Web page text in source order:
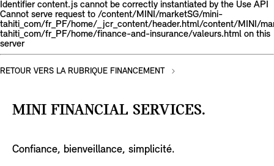
Identifier content.js cannot be correctly instantiated by the Use API
Cannot serve request to /content/MINI/marketSG/mini-
tahiti_com/fr_PF/home/_jcr_content/header.html/content/MINI/
tahiti_com/fr_PF/home/finance-and-insurance/valeurs.html on this
server
RETOUR VERS LA RUBRIQUE FINANCEMENT
MINI FINANCIAL SERVICES.
Confiance, bienveillance, simplicité.